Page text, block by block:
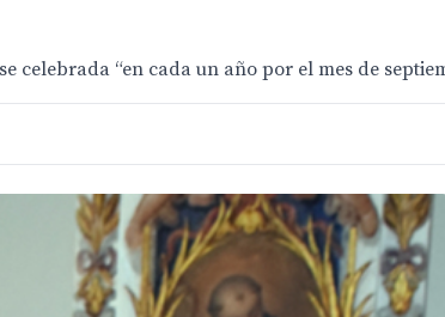
celebrada “en cada un año por el mes de